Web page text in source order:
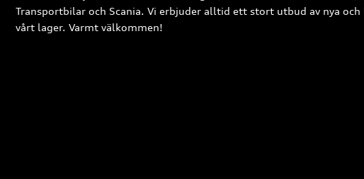
Transportbilar och Scania. Vi erbjuder alltid ett stort utbud av nya och
vårt lager. Varmt välkommen!